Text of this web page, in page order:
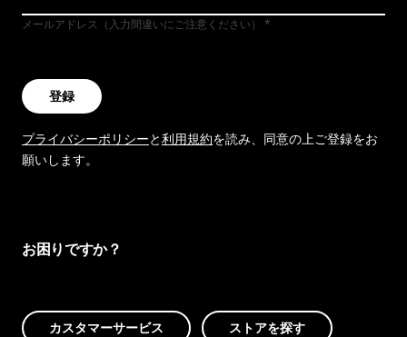
メールアドレス（入力間違いにご注意ください）
登録
プライバシーポリシーと利用規約を読み、同意の上ご登録をお
願いします。
お困りですか？
カスタマーサービス ストアを探す